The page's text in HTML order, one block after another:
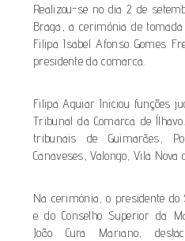
Realizou-se no dia 2 de
Braga, a cerimónia de
Filipa Isabel Afonso Gomes
presidente da comarca.
Filipa Aguiar Iniciou funções
Tribunal da Comarca de
tribunais de Guimarães,
Canaveses, Valongo, Vila Nova
Na cerimónia, o presidente do
e do Conselho Superior da
João Cura Mariano,